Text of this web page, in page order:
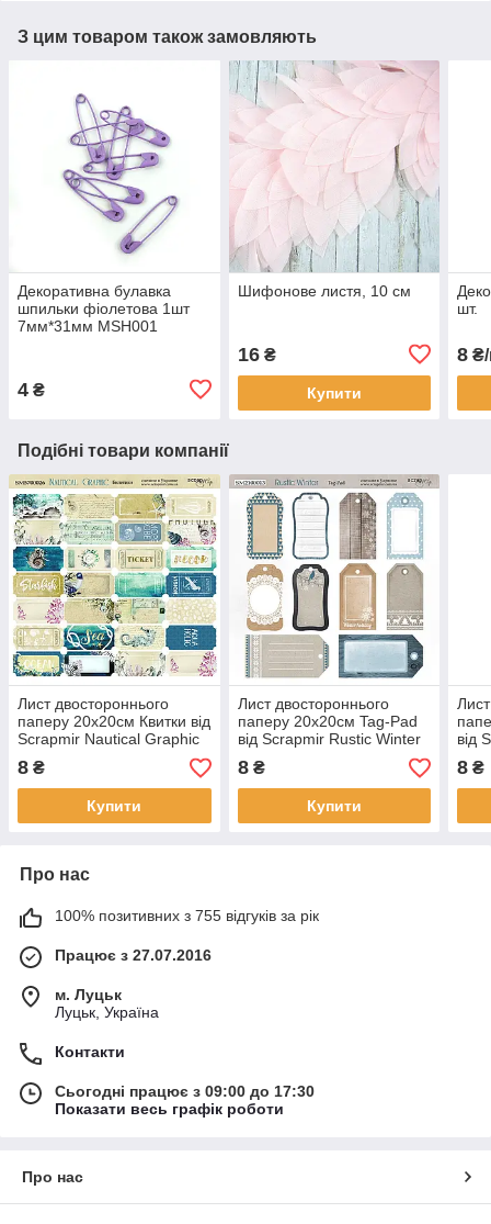
З цим товаром також замовляють
Декоративна булавка
шпильки фіолетова 1шт
7мм*31мм MSH001
4 ₴
Шифонове листя, 10 см
16₴
Купити
шт.
8 ₴/
Подібні товари компанії
Лист двостороннього
паперу 20х20см Квитки від
Scrapmir Nautical Graphic
1шт SM5700026
8 ₴
Купити
Лист двостороннього
паперу 20х20см Tag-Pad
від Scrapmir Rustic Winter
1шт SM2100013
8₴
Купити
від
8 ₴
Про нас
100% позитивних з 755 відгуків за рік
Працює з 27.07.2016
м. Луцьк
Луцьк, Україна
Контакти
Сьогодні працює з 09:00 до 17:30
Показати весь графік роботи
Про нас